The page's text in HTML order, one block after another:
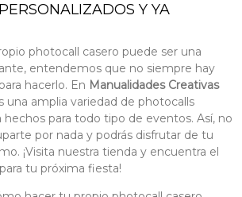
Y YA
photocall casero puede ser una
entendemos que no siempre hay
hacerlo. En Manualidades Creativas
una amplia variedad de photocalls
hechos para todo tipo de eventos. Así, no
por nada y podrás disfrutar de tu
¡Visita nuestra tienda y encuentra el
tu próxima fiesta!